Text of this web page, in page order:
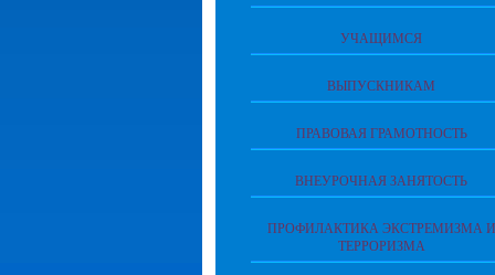
УЧАЩИМСЯ
ВЫПУСКНИКАМ
ПРАВОВАЯ ГРАМОТНОСТЬ
ВНЕУРОЧНАЯ ЗАНЯТОСТЬ
ПРОФИЛАКТИКА ЭКСТРЕМИЗМА И
ТЕРРОРИЗМА